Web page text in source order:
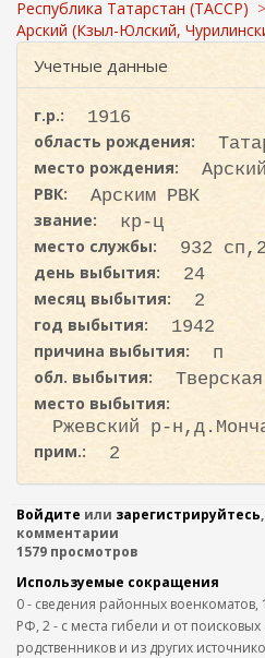
к
Республика Татарстан (ТАССР)
Арский (Кзыл-Юлский,
Учетные данные
г.р.:
1916
область рождения:
место рождения:
РВК:
Арским РВК
звание:
кр-ц
место службы:
932
день выбытия:
24
месяц выбытия:
2
год выбытия:
1942
причина выбытия:
п
обл. выбытия:
место выбытия:
Ржевский р-
прим.:
2
Войдите или зарегистрируйтесь
комментарии
1579 просмотров
Используемые сокращения
0 - сведения районных
РФ, 2 - с места гибели и от поисковых
родственников и из других